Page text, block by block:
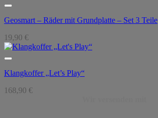
Geosmart – Räder mit Grundplatte – Set 3 Teile
19,90 €
Klangkoffer „Let’s Play“
168,90 €